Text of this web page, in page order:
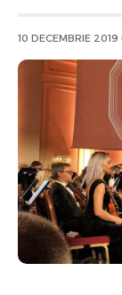
10 DECEMBRIE 2019